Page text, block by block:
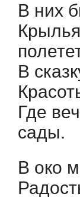
В них
В
Где
сады.
В око